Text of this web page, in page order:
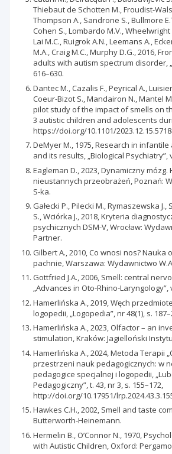
Thiebaut de Schotten M., Froudist-
Thompson A., Sandrone S., Bullmore
Cohen S., Lombardo M.V., Wheelwright
Lai M.C., Ruigrok A.N., Leemans A.,
M.A., Craig M.C., Murphy D.G., 2016,
adults with autism spectrum disorder,
616–630.
Dantec M., Cazalis F., Peyrical A.,
Coeur-Bizot S., Mandairon N., Mantel
pilot study of the impact of smells on
3 autistic children and adolescents
https://doi.org/10.1101/
DeMyer M., 1975, Research in
and its results, „Biological Psychiatry”,
Eagleman D., 2023, Dynamiczny mózg.
nieustannych przeobrażeń, Poznań:
S-ka.
Gałecki P., Pilecki M., Rymaszewska J.,
S., Wciórka J., 2018, Kryteria
psychicznych DSM-V, Wrocław:
Partner.
Gilbert A., 2010, Co wnosi nos? Nauka
pachnie, Warszawa: Wydawnictwo
Gottfried J.A., 2006, Smell: central
„Advances in Oto-Rhino-Laryngology”,
Hamerlińska A., 2019, Węch
logopedii, „Logopedia”, nr 48(1), s.
Hamerlińska A., 2023, Olfactor – an
stimulation, Kraków: Jagielloński
Hamerlińska A., 2024, Metoda Terapii
przestrzeni nauk pedagogicznych: w
pedagogice specjalnej i logopedii,
Pedagogiczny”, t. 43, nr 3, s. 155–172,
http://doi.org/10.17951/
Hawkes C.H., 2002, Smell and taste
Butterworth-Heinemann.
Hermelin B., O’Connor N., 1970,
with Autistic Children, Oxford: